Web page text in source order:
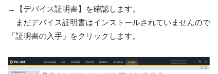
→【デバイス証明書】を確認します。
まだデバイス証明書はインストールされていませんので
「証明書の入手」をクリックします。